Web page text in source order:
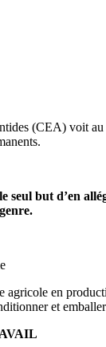
(CEA) voit au
seul but d’en
en
et